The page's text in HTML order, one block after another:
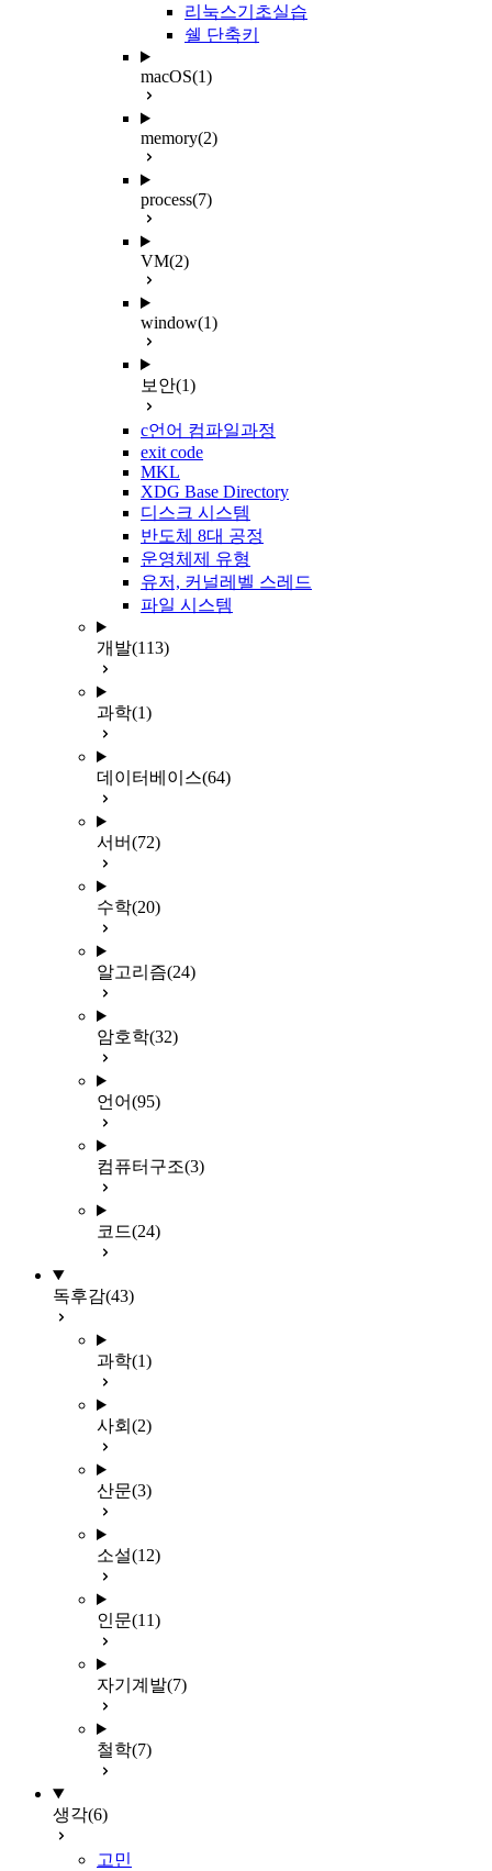
리눅스기초실습
쉘 단축키
macOS(1)
memory(2)
process(7)
VM(2)
window(1)
보안(1)
c언어 컴파일과정
exit code
MKL
XDG Base Directory
디스크 시스템
반도체 8대 공정
운영체제 유형
유저, 커널레벨 스레드
파일 시스템
개발(113)
과학(1)
데이터베이스(64)
서버(72)
수학(20)
알고리즘(24)
암호학(32)
언어(95)
컴퓨터구조(3)
코드(24)
독후감(43)
과학(1)
사회 (2)
산문(3)
소설(12)
인문(11)
자기계발(7)
철학(7)
생각(6)
고민